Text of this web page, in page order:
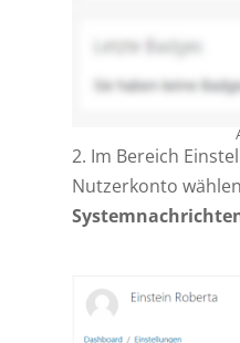
2. Im Bereich
Nutzerkonto